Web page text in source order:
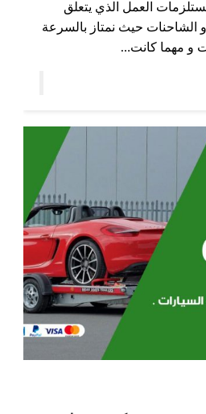
العمل الذي يتعلق
حيث نمتاز بالسرعة
و مهما كانت…